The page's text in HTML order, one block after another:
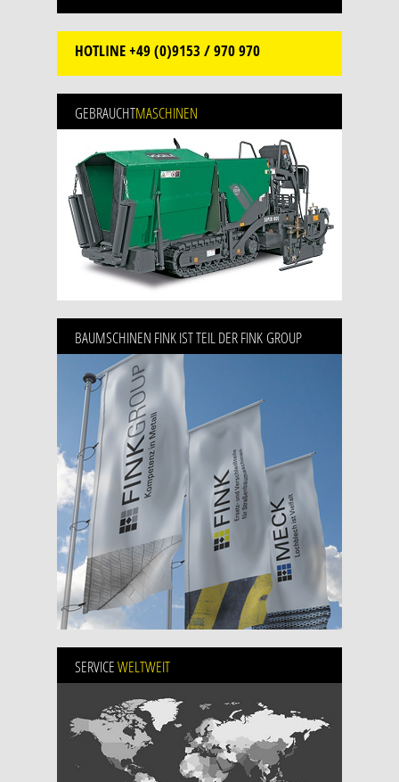
HOTLINE+49 (0)9153 / 970 970
GEBRAUCHTMASCHINEN
BAUMSCHINEN FINK IST TEIL DER FINK GROUP
SERVICEWELTWEIT